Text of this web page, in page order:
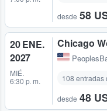
desde 58
20 ENE.
2027
MIÉ.
6:30 p. m.
Chicago
108 entradas
desde 48